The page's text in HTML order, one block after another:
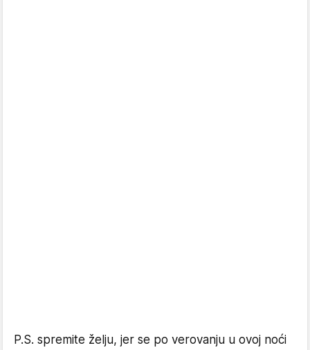
P.S. spremite želju, jer se po verovanju u ovoj noći